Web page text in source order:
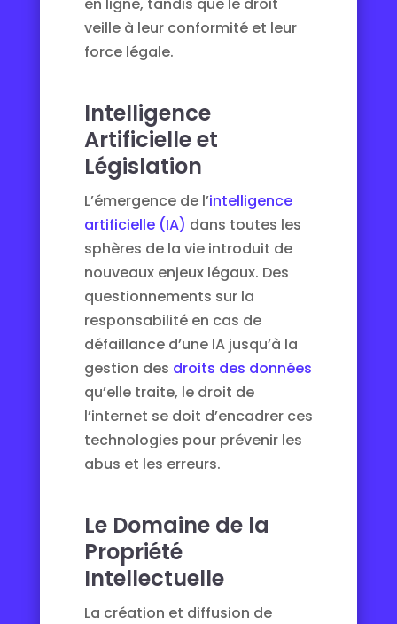
veille à leur conformité et leur
force légale.
Intelligence
Artificielle et
Législation
L’émergence de l’intelligence
artificielle (IA) dans toutes les
sphères de la vie introduit de
nouveaux enjeux légaux. Des
questionnements sur la
responsabilité en cas de
défaillance d’une IA jusqu’à la
gestion des droits des données
qu’elle traite, le droit de
l’internet se doit d’encadrer ces
technologies pour prévenir les
abus et les erreurs.
Le Domaine de la
Propriété
Intellectuelle
La création et diffusion de